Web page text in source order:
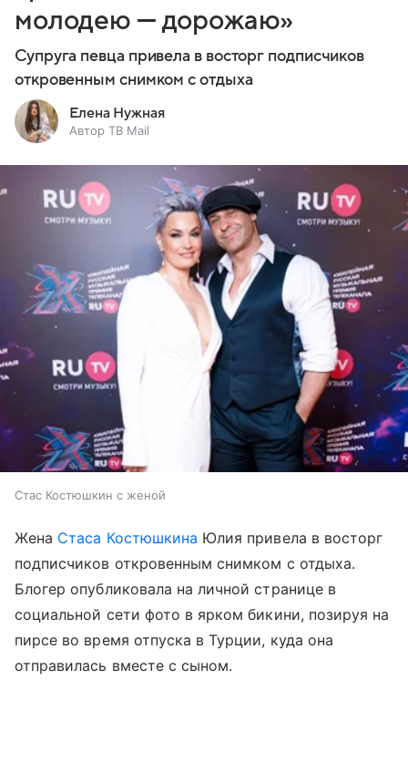
молодею — дорожаю»
Супруга певца привела в восторг подписчиков
откровенным снимком с отдыха
Елена Нужная
Автор ТВ Mail
Стас Костюшкин с женой
Жена Стаса Костюшкина Юлия привела в восторг
подписчиков откровенным снимком с отдыха.
Блогер опубликовала на личной странице в
социальной сети фото в ярком бикини, позируя на
пирсе во время отпуска в Турции, куда она
отправилась вместе с сыном.